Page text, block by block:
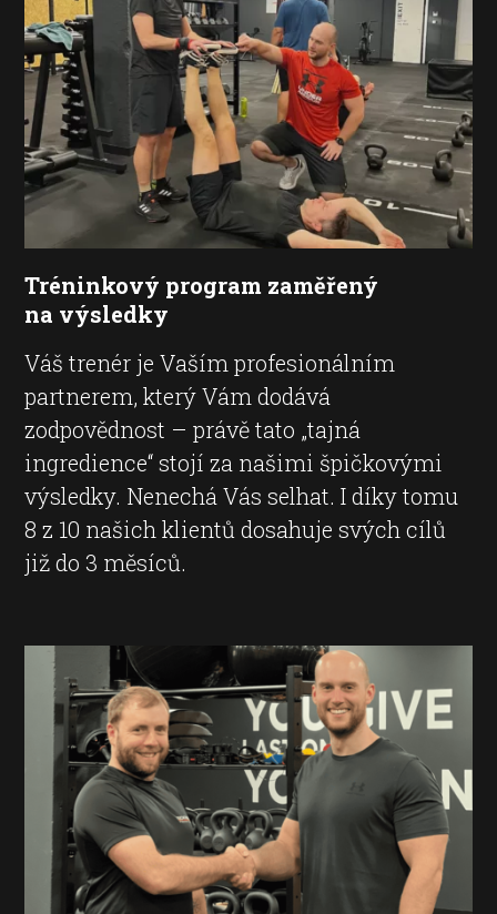
Tréninkový program zaměřený
na výsledky
Váš trenér je Vaším profesionálním
partnerem, který Vám dodává
zodpovědnost – právě tato „tajná
ingredience“ stojí za našimi špičkovými
výsledky. Nenechá Vás selhat. I díky tomu
8 z 10 našich klientů dosahuje svých cílů
již do 3 měsíců.